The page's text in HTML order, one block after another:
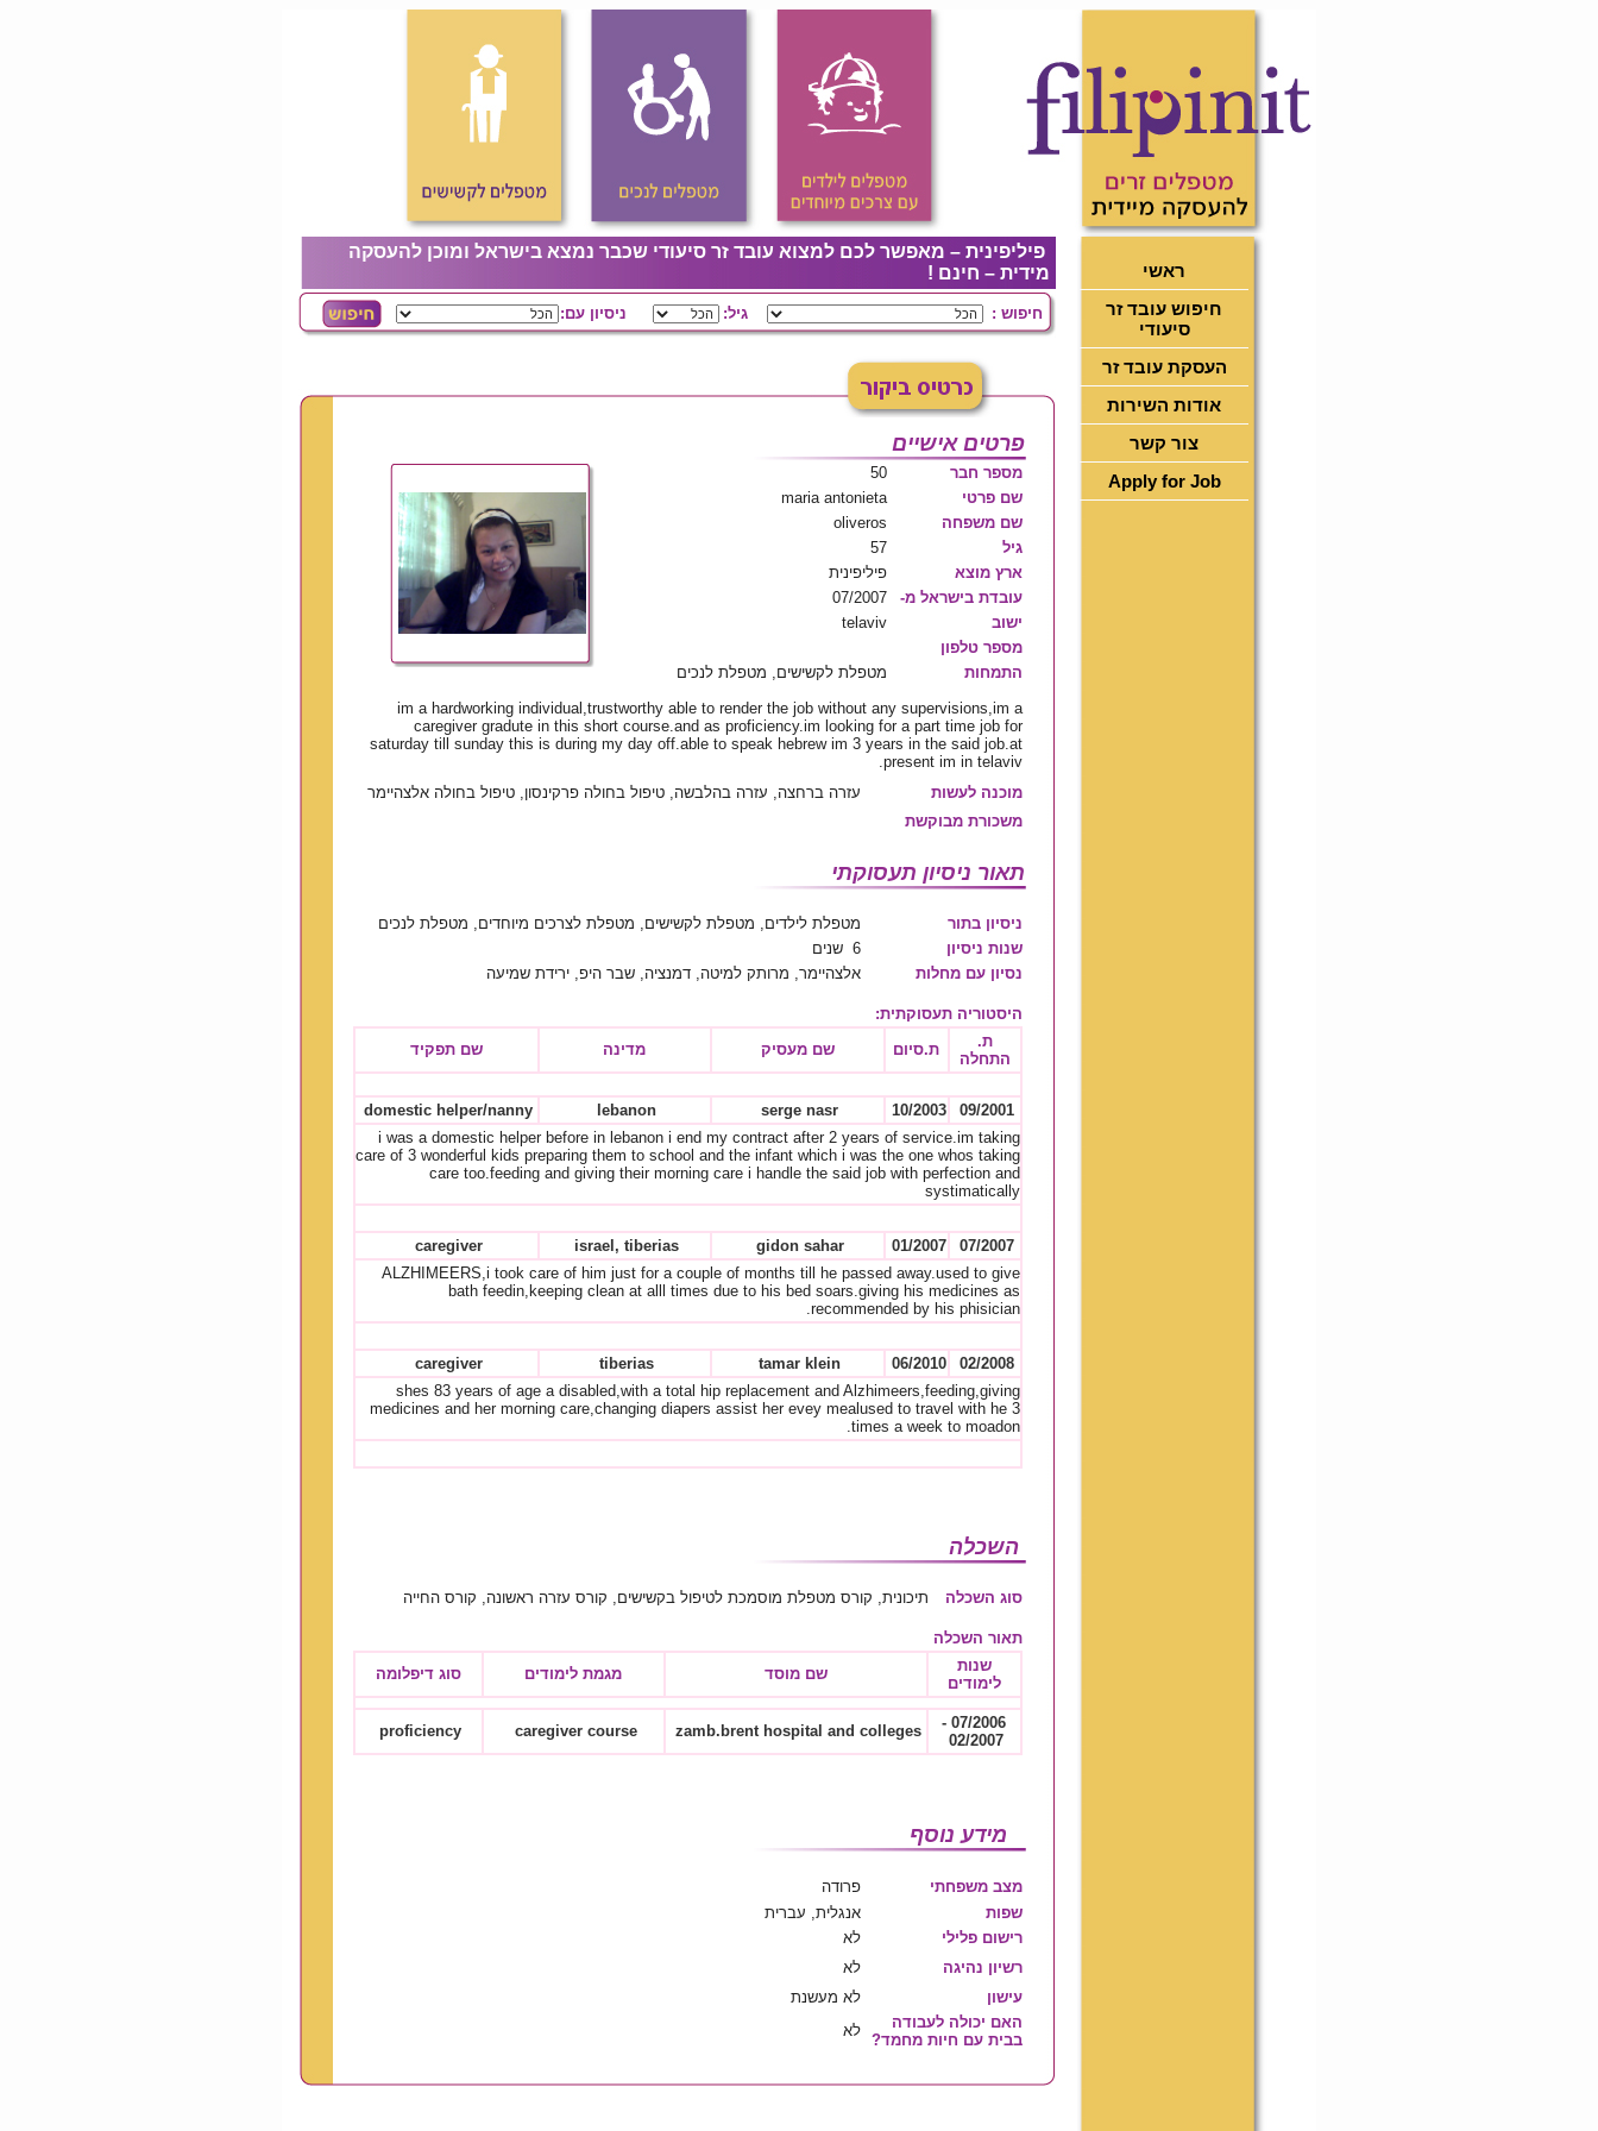
ראשי
חיפוש עובד זר
סיעודי
העסקת עובד זר
אודות השירות
צור קשר
Apply for Job
פיליפינית – מאפשר לכם למצוא עובד זר סיעודי שכבר נמצא בישראל ומוכן להעסקה
מידית – חינם !
חיפוש : גיל: ניסיון עם:
פרטים אישיים
מספר חבר
50
שם פרטי
maria antonieta
שם משפחה
oliveros
גיל
57
ארץ מוצא
פיליפינית
עובדת בישראל מ-
07/2007
ישוב
telaviv
מספר טלפון
התמחות
מטפלת לקשישים, מטפלת לנכים
im a hardworking individual,trustworthy able to render the job without any supervisions,im a
caregiver gradute in this short course.and as proficiency.im looking for a part time job for
saturday till sunday this is during my day off.able to speak hebrew im 3 years in the said job.at
present im in telaviv.
מוכנה לעשות
עזרה ברחצה, עזרה בהלבשה, טיפול בחולה פרקינסון, טיפול בחולה אלצהיימר
משכורת מבוקשת
תאור ניסיון תעסוקתי
ניסיון בתור
מטפלת לילדים, מטפלת לקשישים, מטפלת לצרכים מיוחדים, מטפלת לנכים
שנות ניסיון
6 שנים
נסיון עם מחלות
אלצהיימר, מרותק למיטה, דמנציה, שבר היפ, ירידת שמיעה
היסטוריה תעסוקתית:
ת.
התחלה
ת.סיום שם מעסיק מדינה שם תפקיד
09/2001
10/2003
serge nasr
lebanon
domestic helper/nanny
i was a domestic helper before in lebanon i end my contract after 2 years of service.im taking
care of 3 wonderful kids preparing them to school and the infant which i was the one whos taking
care too.feeding and giving their morning care i handle the said job with perfection and
systimatically
07/2007
01/2007
gidon sahar
israel, tiberias
caregiver
ALZHIMEERS,i took care of him just for a couple of months till he passed away.used to give
bath feedin,keeping clean at alll times due to his bed soars.giving his medicines as
recommended by his phisician.
02/2008
06/2010
tamar klein
tiberias
caregiver
shes 83 years of age a disabled,with a total hip replacement and Alzhimeers,feeding,giving
medicines and her morning care,changing diapers assist her evey mealused to travel with he 3
times a week to moadon.
השכלה
סוג השכלה תיכונית, קורס מטפלת מוסמכת לטיפול בקשישים, קורס עזרה ראשונה, קורס החייה
תאור השכלה
שנות
לימודים
שם מוסד מגמת לימודים סוג דיפלומה
07/2006 -
02/2007
zamb.brent hospital and colleges
caregiver course
proficiency
מידע נוסף
מצב משפחתי
פרודה
שפות
אנגלית, עברית
רישום פלילי
לא
רשיון נהיגה
לא
עישון
לא מעשנת
האם יכולה לעבודה
בבית עם חיות מחמד?
לא